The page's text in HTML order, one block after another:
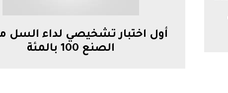
أول اختبار تشخيصي لداء السل
الصنع 100 بالمئة